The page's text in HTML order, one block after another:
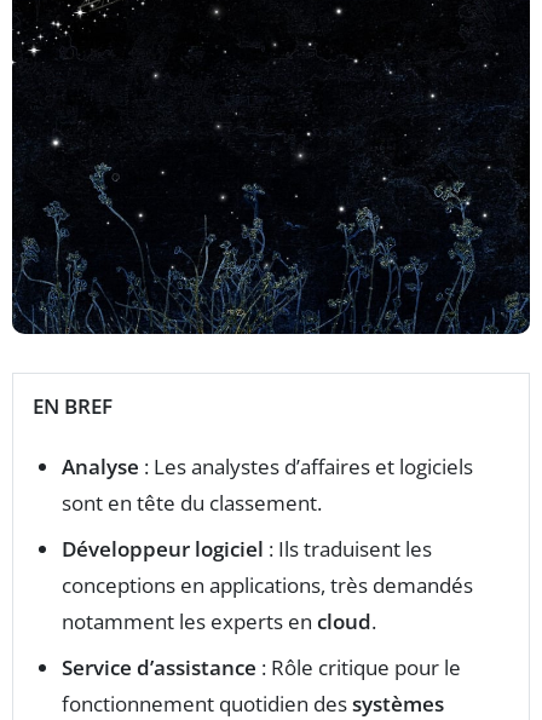
EN BREF
Analyse : Les analystes d’affaires et logiciels
sont en tête du classement.
Développeur logiciel : Ils traduisent les
conceptions en applications, très demandés
notamment les experts en cloud.
Service d’assistance : Rôle critique pour le
fonctionnement quotidien dessystèmes